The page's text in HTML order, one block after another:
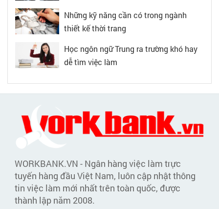
Những kỹ năng cần có trong ngành
thiết kế thời trang
Học ngôn ngữ Trung ra trường khó hay
dễ tìm việc làm
WORKBANK.VN - Ngân hàng việc làm trực
tuyến hàng đầu Việt Nam, luôn cập nhật thông
tin việc làm mới nhất trên toàn quốc, được
thành lập năm 2008.